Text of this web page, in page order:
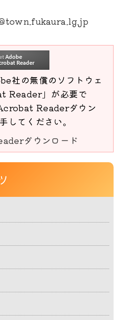
社の無償のソフトウェ
Reader」が必要で
Readerダウン
してください。
ダウンロード